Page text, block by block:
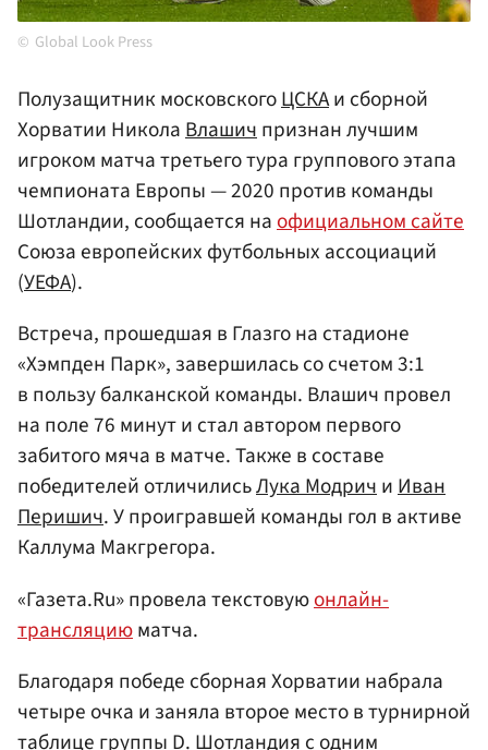
Global Look Press
Полузащитник московскогоЦСКАи сборной
Хорватии НиколаВлашичпризнан лучшим
игроком матча третьего тура группового этапа
чемпионата Европы — 2020 против команды
Шотландии, сообщается наофициальном сайте
Союза европейских футбольных ассоциаций
(УЕФА).
Встреча, прошедшая в Глазго на стадионе
«Хэмпден Парк», завершилась со счетом 3:1
в пользу балканской команды. Влашич провел
на поле 76 минут и стал автором первого
забитого мяча в матче. Также в составе
победителей отличилисьЛука МодричиИван
Перишич. У проигравшей команды гол в активе
Каллума Макгрегора.
«Газета.Ru» провела текстовуюонлайн-
трансляциюматча.
Благодаря победе сборная Хорватии набрала
четыре очка и заняла второе место в турнирной
таблице группы D. Шотландия с одним